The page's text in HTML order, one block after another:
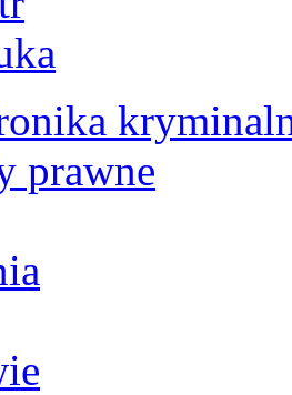
prawne